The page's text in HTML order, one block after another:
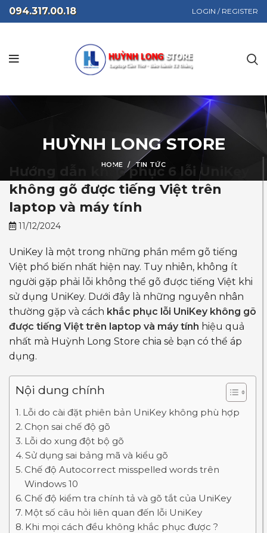
094.317.00.18 LOGIN / REGISTER
HUỲNH LONG STORE
HOME TIN TỨC
Hướng dẫn khắc phục 6 lỗi UniKey
không gõ được tiếng Việt trên
laptop và máy tính
11/12/2024
UniKey là một trong những phần mềm gõ tiếng
Việt phổ biến nhất hiện nay. Tuy nhiên, không ít
người gặp phải lỗi không thể gõ được tiếng Việt khi
sử dụng UniKey. Dưới đây là những nguyên nhân
thường gặp và cách khắc phục lỗi UniKey không gõ
được tiếng Việt trên laptop và máy tính hiệu quả
nhất mà Huỳnh Long Store chia sẻ bạn có thể áp
dụng.
Nội dung chính
Lỗi do cài đặt phiên bản UniKey không phù hợp
Chọn sai chế độ gõ
Lỗi do xung đột bộ gõ
Sử dụng sai bảng mã và kiểu gõ
Chế độ Autocorrect misspelled words trên
Windows 10
Chế độ kiểm tra chính tả và gõ tắt của UniKey
Một số câu hỏi liên quan đến lỗi UniKey
Khi mọi cách đều không khắc phục được ?